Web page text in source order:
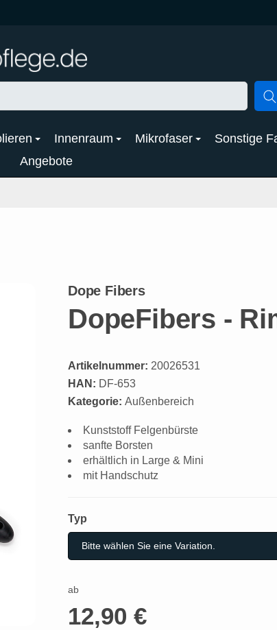
Innenraum Mikrofaser Sonstige
Angebote
Dope Fibers
DopeFibers -
Artikelnummer: 20026531
HAN: DF-653
Kategorie: Außenbereich
Kunststoff Felgenbürste
sanfte Borsten
erhältlich in Large & Mini
mit Handschutz
Typ
Typ
Bitte wählen Sie eine Variation.
ab
12,90 €